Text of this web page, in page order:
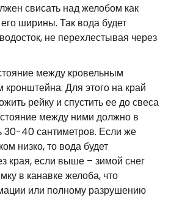
свисать над желобом как
ширины. Так вода будет
не перехлестывая через
между кровельным
Для этого на край
рейку и спустить ее до свеса
между ними должно в
30-40 сантиметров. Если же
низко, то вода будет
края, если выше – зимой снег
в канавке желоба, что
или полному разрушению